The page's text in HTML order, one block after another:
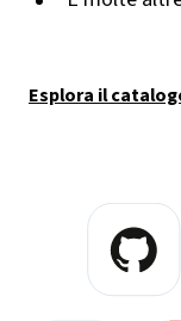
Esplora il